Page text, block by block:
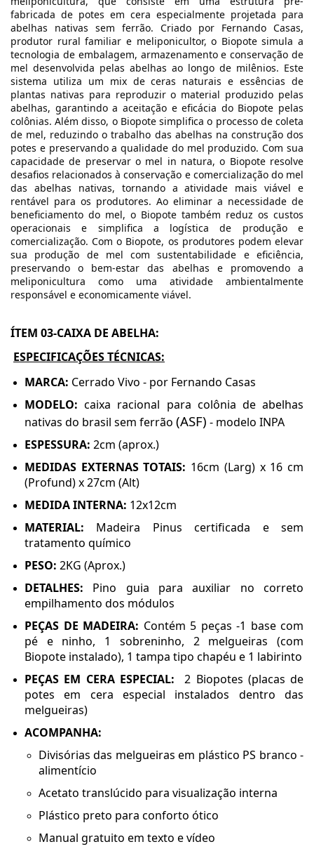
fabricada de potes em cera especialmente projetada para
abelhas nativas sem ferrão. Criado por Fernando Casas,
produtor rural familiar e meliponicultor, o Biopote simula a
tecnologia de embalagem, armazenamento e conservação de
mel desenvolvida pelas abelhas ao longo de milênios. Este
sistema utiliza um mix de ceras naturais e essências de
plantas nativas para reproduzir o material produzido pelas
abelhas, garantindo a aceitação e eficácia do Biopote pelas
colônias. Além disso, o Biopote simplifica o processo de coleta
de mel, reduzindo o trabalho das abelhas na construção dos
potes e preservando a qualidade do mel produzido. Com sua
capacidade de preservar o mel in natura, o Biopote resolve
desafios relacionados à conservação e comercialização do mel
das abelhas nativas, tornando a atividade mais viável e
rentável para os produtores. Ao eliminar a necessidade de
beneficiamento do mel, o Biopote também reduz os custos
operacionais e simplifica a logística de produção e
comercialização. Com o Biopote, os produtores podem elevar
sua produção de mel com sustentabilidade e eficiência,
preservando o bem-estar das abelhas e promovendo a
meliponicultura como uma atividade ambientalmente
responsável e economicamente viável.
ÍTEM 03-CAIXA DE ABELHA:
ESPECIFICAÇÕES TÉCNICAS:
MARCA: Cerrado Vivo - por Fernando Casas
MODELO: caixa racional para colônia de abelhas
nativas do brasil sem ferrão (ASF) - modelo INPA
ESPESSURA: 2cm (aprox.)
MEDIDAS EXTERNAS TOTAIS: 16cm (Larg) x 16 cm
(Profund) x 27cm (Alt)
MEDIDA INTERNA: 12x12cm
MATERIAL: Madeira Pinus certificada e sem
tratamento químico
PESO: 2KG (Aprox.)
DETALHES: Pino guia para auxiliar no correto
empilhamento dos módulos
PEÇAS DE MADEIRA: Contém 5 peças -1 base com
pé e ninho, 1 sobreninho, 2 melgueiras (com
Biopote instalado), 1 tampa tipo chapéu e 1 labirinto
PEÇAS EM CERA ESPECIAL:2 Biopotes (placas de
potes em cera especial instalados dentro das
melgueiras)
ACOMPANHA:
Divisórias das melgueiras em plástico PS branco -
alimentício
Acetato translúcido para visualização interna
Plástico preto para conforto ótico
Manual gratuito em texto e vídeo